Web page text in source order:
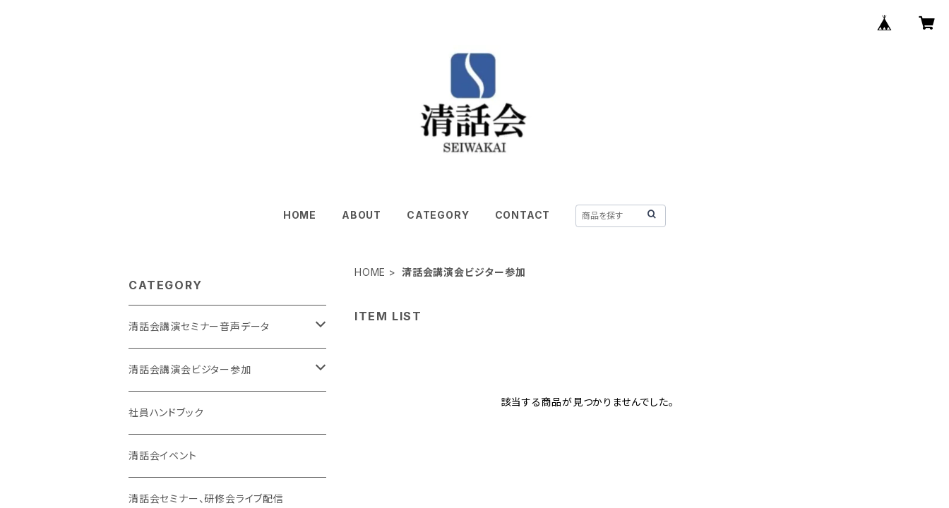
HOME ABOUT CATEGORY CONTACT
HOME 清話会講演会ビジター参加
ITEM LIST
該当する商品が見つかりませんでした。
CATEGORY
清話会講演セミナー音声データ
東京開催
大阪開催
清話会講演会ビジター参加
東京開催
大阪開催
SJC
社員ハンドブック
清話会イベント
清話会セミナー、研修会ライブ配信